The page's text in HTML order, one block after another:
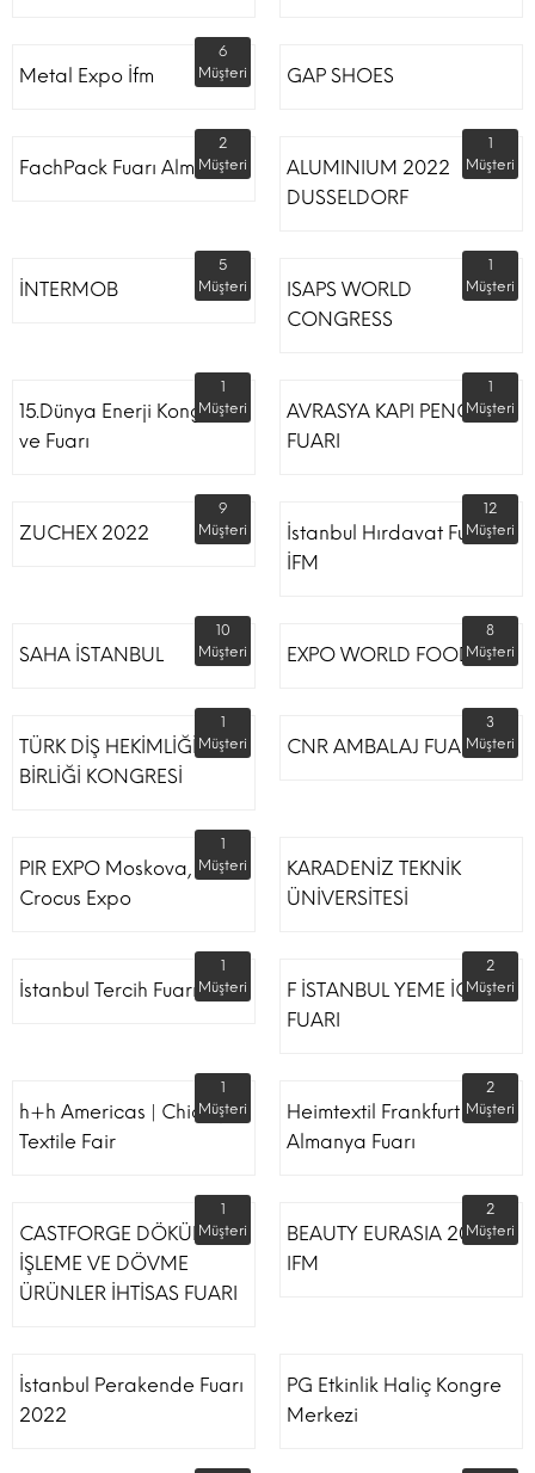
Metal Expo İfm
6
Müşteri
GAP SHOES
FachPack Fuarı Almanya
2
Müşteri
ALUMINIUM 2022
DUSSELDORF
1
Müşteri
İNTERMOB
5
Müşteri
ISAPS WORLD
CONGRESS
1
Müşteri
15.Dünya Enerji Kongresi
ve Fuarı
1
Müşteri
AVRASYA KAPI PENCERE
FUARI
1
Müşteri
ZUCHEX 2022
9
Müşteri
İstanbul Hırdavat Fuarı
İFM
12
Müşteri
SAHA İSTANBUL
10
Müşteri
EXPO WORLD FOOD
8
Müşteri
TÜRK DİŞ HEKİMLİĞİ
BİRLİĞİ KONGRESİ
1
Müşteri
CNR AMBALAJ FUARI
3
Müşteri
PIR EXPO Moskova,
Crocus Expo
1
Müşteri
KARADENİZ TEKNİK
ÜNİVERSİTESİ
İstanbul Tercih Fuarı
1
Müşteri
F İSTANBUL YEME İÇME
FUARI
2
Müşteri
h+h Americas | Chicago
Textile Fair
1
Müşteri
Heimtextil Frankfurt
Almanya Fuarı
2
Müşteri
CASTFORGE DÖKÜM,
İŞLEME VE DÖVME
ÜRÜNLER İHTİSAS FUARI
1
Müşteri
BEAUTY EURASIA 2022
IFM
2
Müşteri
İstanbul Perakende Fuarı
2022
PG Etkinlik Haliç Kongre
Merkezi